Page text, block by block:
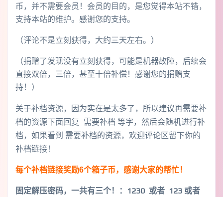
币，并不需要会员！会员的目的，是您觉得本站不错，
支持本站的维护。感谢您的支持。
（评论不是立刻获得，大约三天左右。）
（捐赠了发现没有立刻获得，可能是机器故障，后续会
直接双倍，三倍，甚至十倍补偿！感谢您的捐赠支
持！）
关于补档资源，因为实在是太多了，所以建议再需要补
档的资源下面回复 需要补档 等字，然后会随机进行补
档，如果看到 需要补档的资源，欢迎评论区留下你的
补档链接！
每个补档链接奖励6个箱子币，感谢大家的帮忙！
固定解压密码，一共有三个！
：1230 或者 123 或者